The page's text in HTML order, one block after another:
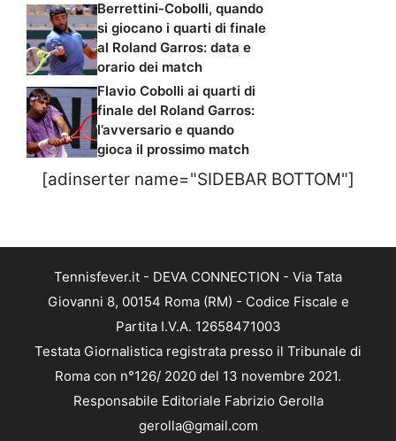
Berrettini-Cobolli, quando
si giocano i quarti di finale
al Roland Garros: data e
orario dei match
Flavio Cobolli ai quarti di
finale del Roland Garros:
l’avversario e quando
gioca il prossimo match
[adinserter name="SIDEBAR BOTTOM"]
Tennisfever.it - DEVA CONNECTION - Via Tata
Giovanni 8, 00154 Roma (RM) - Codice Fiscale e
Partita I.V.A. 12658471003
Testata Giornalistica registrata presso il Tribunale di
Roma con n°126/ 2020 del 13 novembre 2021.
Responsabile Editoriale Fabrizio Gerolla
gerolla@gmail.com